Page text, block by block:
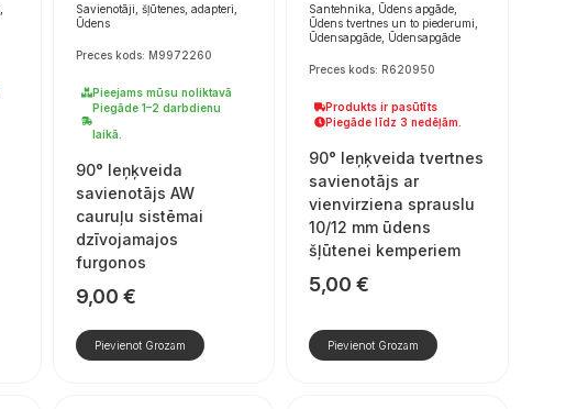
Savienotāji, šļūtenes, adapteri,
Ūdens
Preces kods: M9972260
Pieejams mūsu noliktavā
Piegāde 1–2 darbdienu
laikā.
90° leņķveida
savienotājs AW
cauruļu sistēmai
dzīvojamajos
furgonos
9,00 €
Pievienot Grozam
Santehnika, Ūdens apgāde,
Ūdens tvertnes un to piederumi,
Ūdensapgāde, Ūdensapgāde
Preces kods: R620950
Produkts ir pasūtīts
Piegāde līdz 3 nedēļām.
90° leņķveida tvertnes
savienotājs ar
vienvirziena sprauslu
10/12 mm ūdens
šļūtenei kemperiem
5,00€
Pievienot Grozam